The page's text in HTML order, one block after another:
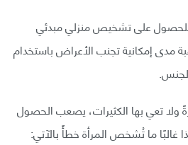
للحصول على تشخيص منزلي مبدئي
مدى إمكانية تجنب الأعراض باستخدام
ولا تعي بها الكثيرات، يصعب الحصول
ما تُشخص المرأة خطأً بالآتي: